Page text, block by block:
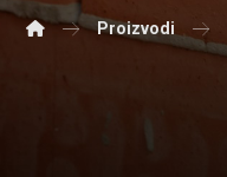
Proizvodi